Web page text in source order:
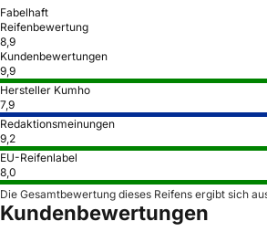
Fabelhaft
Reifenbewertung
8,9
Kundenbewertungen
9,9
Hersteller Kumho
7,9
Redaktionsmeinungen
9,2
EU-Reifenlabel
8,0
Die Gesamtbewertung dieses Reifens ergibt sich
Kundenbewertungen